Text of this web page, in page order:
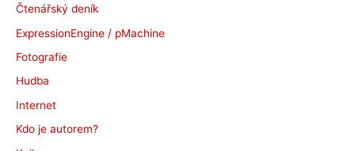
Čtenářský deník
ExpressionEngine / pMachine
Fotografie
Hudba
Internet
Kdo je autorem?